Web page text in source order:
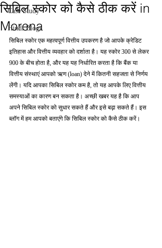
Case Study
Hindi Blogs
सिबिल स्कोर को कैसे ठीक करें in
Morena
सिबिल स्कोर एक महत्वपूर्ण वित्तीय उपकरण है जो आपके क्रेडिट
इतिहास और वित्तीय व्यवहार को दर्शाता है। यह स्कोर 300 से लेकर
900 के बीच होता है, और यह यह निर्धारित करता है कि बैंक या
वित्तीय संस्थाएं आपको ऋण (loan) देने में कितनी सहजता से निर्णय
लेंगी। यदि आपका सिबिल स्कोर कम है, तो यह आपके लिए वित्तीय
समस्याओं का कारण बन सकता है। अच्छी खबर यह है कि आप
अपने सिबिल स्कोर को सुधार सकते हैं और इसे बढ़ा सकते हैं। इस
ब्लॉग में हम आपको बताएंगे कि सिबिल स्कोर को कैसे ठीक करें।